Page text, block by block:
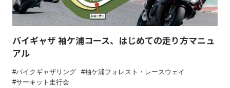
バイギャザ 袖ケ浦コース、はじめての走り方マニュ
アル
バイクギャザリング
袖ケ浦フォレスト・レースウェイ
サーキット走行会